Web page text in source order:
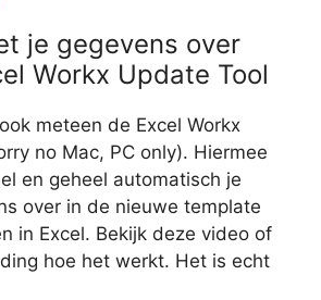
je gegevens over
Workx Update Tool
meteen de Excel Workx
no Mac, PC only). Hiermee
en geheel automatisch je
over in de nieuwe template
in Excel. Bekijk deze video of
hoe het werkt. Het is echt